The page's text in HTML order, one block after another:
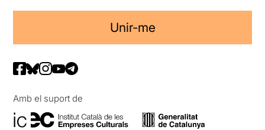
Unir-me
Amb el suport de